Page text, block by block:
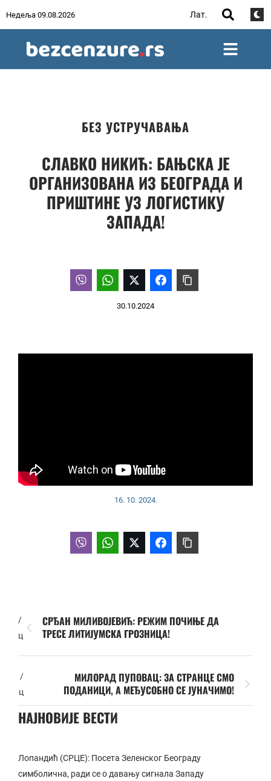
Недеља 09.08.2026 Лат.
БЕЗ УСТРУЧАВАЊА
СЛАВКО НИКИЋ: БАЊСКА ЈЕ
ОРГАНИЗОВАНА ИЗ БЕОГРАДА И
ПРИШТИНЕ УЗ ЛОГИСТИКУ
ЗАПАДА!
30.10.2024
16. 10. 2024.
/
ц
СРЂАН МИЛИВОЈЕВИЋ: РЕЖИМ ПОЧИЊЕ ДА
ТРЕСЕ ЛИТИЈУМСКА ГРОЗНИЦА!
/
ц
МИЛОРАД ПУПОВАЦ: ЗА СТРАНЦЕ СМО
ПОДАНИЦИ, А МЕЂУСОБНО СЕ ЈУНАЧИМО!
НАЈНОВИЈЕ ВЕСТИ
Лопандић (СРЦЕ): Посета Зеленског Београду
симболична, ради се о давању сигнала Западу